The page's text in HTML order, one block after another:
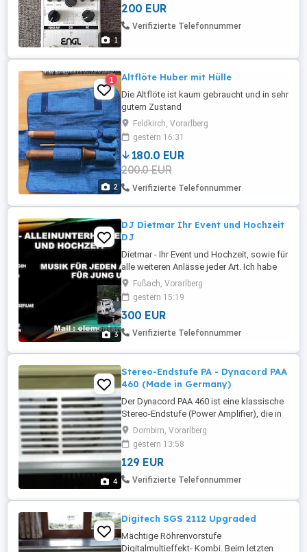
1
Selbstabholer.
200 EUR
Verifizierte Telefonnummer
2
1 Altflöte Huber mit Hülle
Die Altflöte ist kaum gebraucht und in sehr
gutem Zustand
Feldkirch, Vorarlberg
gestern 16:31
180.0 EUR
200.0 EUR
Verifizierte Telefonnummer
3
DJ Dietmar Ihr Event und Hochzeit
DJ
Dietmar - Ihr Event und Hochzeit, sowie für
alle weiteren Anlässe jeder Art. Ich habe
derzeit noch Termine frei. Ob Sie Feste,
Vereinsfeier, Geburtstage,
Tanzveranstaltung, und vieles mehr. Ich
bin der richtige DJ für alle Anlässe. Ich
würde gerne im nahen Ausland, sowie in
Fußach, Vorarlberg
gestern 15:19
300 EUR
Verifizierte Telefonnummer
4
Stereo-Endstufe PA - Dynacord PAA
460 (Made in Germany)
Der Dynacord PAA 460 ist eine klassische
Stereo-Endstufe (Power Amplifier), die in
der Veranstaltungstechnik, PA-System-
Verstärkung und im Studio- PA-Rack
Einsatz findet. Klassischer Transistor-
Verstärker mit solider analoger Technik,
sehr robust und praktisch mit Haltegriffen
Dornbirn, Vorarlberg
gestern 13:58
129 EUR
Verifizierte Telefonnummer
Digitech SGS 2112 Upgraded
Mächtige Röhrenvorstufe
Digitalmultieffekt- Kombi. Beim letzten